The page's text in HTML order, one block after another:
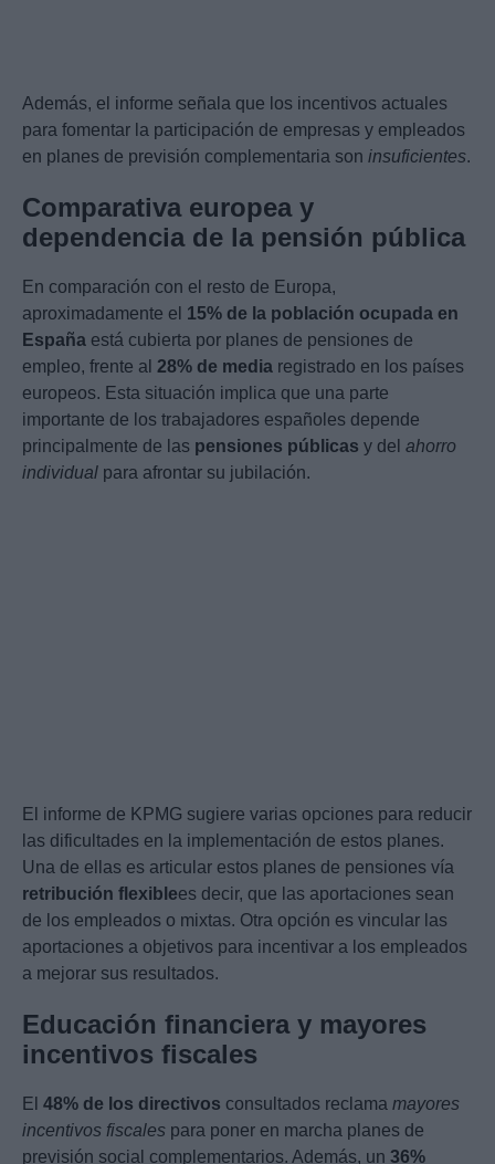
Además, el informe señala que los incentivos actuales
para fomentar la participación de empresas y empleados
en planes de previsión complementaria son insuficientes.
Comparativa europea y
dependencia de la pensión pública
En comparación con el resto de Europa,
aproximadamente el 15% de la población ocupada en
España está cubierta por planes de pensiones de
empleo, frente al 28% de media registrado en los países
europeos. Esta situación implica que una parte
importante de los trabajadores españoles depende
principalmente de las pensiones públicas y del ahorro
individual para afrontar su jubilación.
El informe de KPMG sugiere varias opciones para reducir
las dificultades en la implementación de estos planes.
Una de ellas es articular estos planes de pensiones vía
retribución flexiblees decir, que las aportaciones sean
de los empleados o mixtas. Otra opción es vincular las
aportaciones a objetivos para incentivar a los empleados
a mejorar sus resultados.
Educación financiera y mayores
incentivos fiscales
El 48% de los directivos consultados reclama mayores
incentivos fiscales para poner en marcha planes de
previsión social complementarios. Además, un 36%